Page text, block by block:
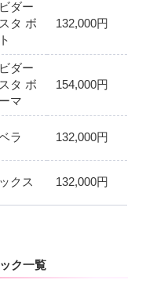
ダー
タ ボ
132,000円
ダー
タ ボ
マ
154,000円
ラ 132,000円
クス 132,000円
ク一覧